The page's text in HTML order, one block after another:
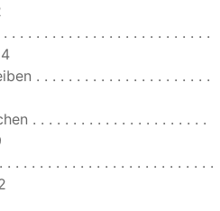
. . . . . . . . . . . . . . . . . . . . . . . . .
. . . . . . . . . . . . . . . . . . . . . .
. . . . . . . . . . . . . . . . . . . . . .
. . . . . . . . . . . . . . . . . . . . . . . . .